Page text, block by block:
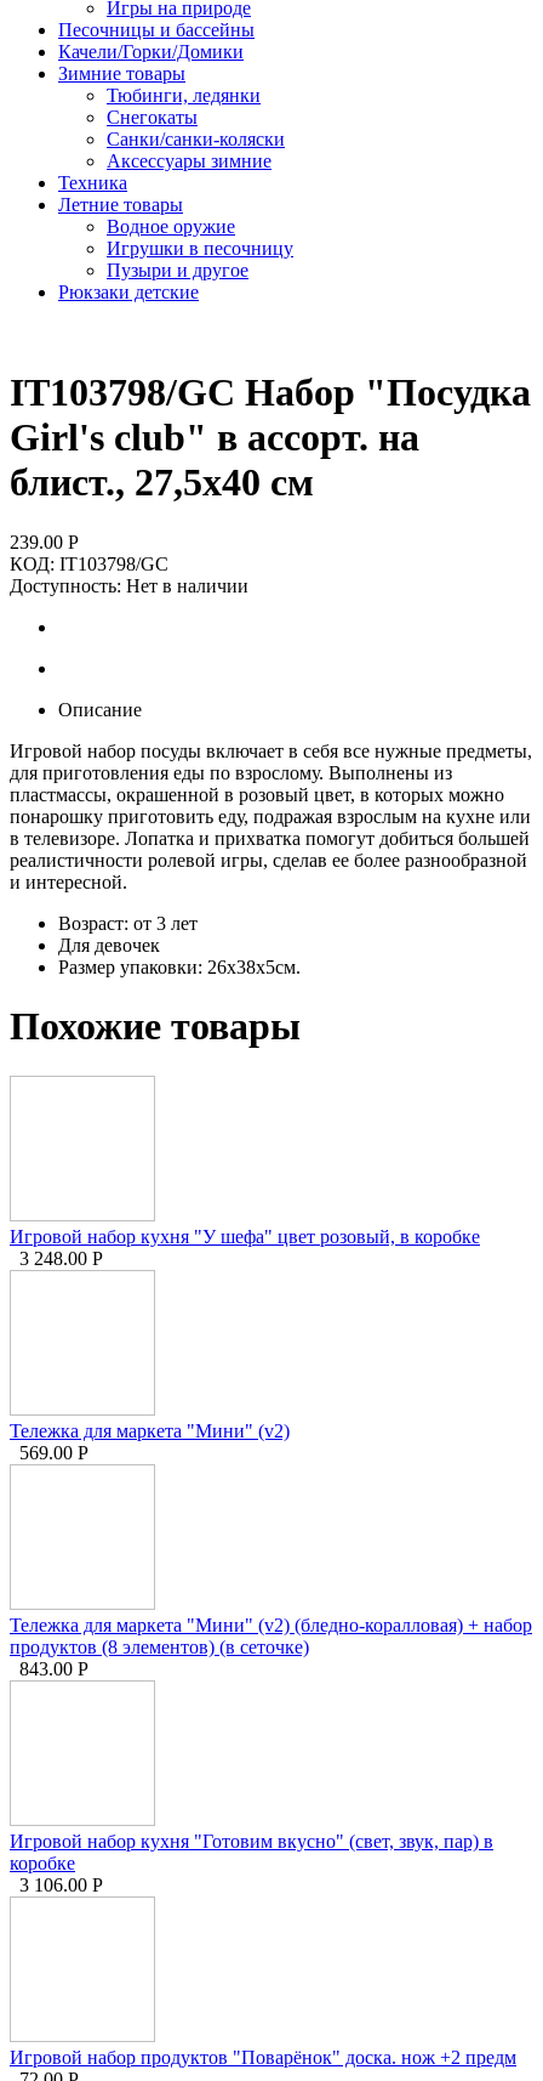
Игры на природе
Песочницы и бассейны
Качели/Горки/Домики
Зимние товары
Тюбинги, ледянки
Снегокаты
Санки/санки-коляски
Аксессуары зимние
Техника
Летние товары
Водное оружие
Игрушки в песочницу
Пузыри и другое
Рюкзаки детские
IT103798/GC Набор "Посудка
Girl's club" в ассорт. на
блист., 27,5х40 см
239.00 Р
КОД: IT103798/GC
Доступность: Нет в наличии
Описание
Игровой набор посуды включает в себя все нужные предметы,
для приготовления еды по взрослому. Выполнены из
пластмассы, окрашенной в розовый цвет, в которых можно
понарошку приготовить еду, подражая взрослым на кухне или
в телевизоре. Лопатка и прихватка помогут добиться большей
реалистичности ролевой игры, сделав ее более разнообразной
и интересной.
Возраст: от 3 лет
Для девочек
Размер упаковки: 26х38х5см.
Похожие товары
Игровой набор кухня "У шефа" цвет розовый, в коробке
3 248.00 Р
Тележка для маркета "Мини" (v2)
569.00 Р
Тележка для маркета "Мини" (v2) (бледно-коралловая) + набор
продуктов (8 элементов) (в сеточке)
843.00 Р
Игровой набор кухня "Готовим вкусно" (свет, звук, пар) в
коробке
3 106.00 Р
Игровой набор продуктов "Поварёнок" доска. нож +2 предм